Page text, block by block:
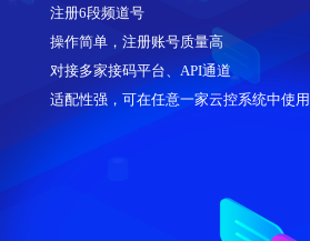
注册6段频道号
操作简单，注册账号质量高
对接多家接码平台、API通道
适配性强，可在任意一家云控系统中使用